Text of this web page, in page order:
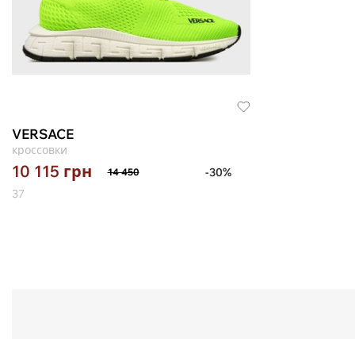
VERSACE
кроссовки
10 115 грн 14 450
-30%
37